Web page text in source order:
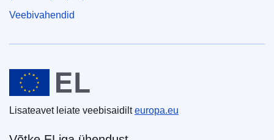
Veebivahendid
Euroopa Liit
Lisateavet leiate veebisaidilteuropa.eu